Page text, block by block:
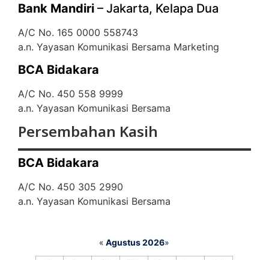
Bank Mandiri – Jakarta, Kelapa Dua
A/C No. 165 0000 558743
a.n. Yayasan Komunikasi Bersama Marketing
BCA Bidakara
A/C No. 450 558 9999
a.n. Yayasan Komunikasi Bersama
Persembahan Kasih
BCA Bidakara
A/C No. 450 305 2990
a.n. Yayasan Komunikasi Bersama
« Agustus 2026»